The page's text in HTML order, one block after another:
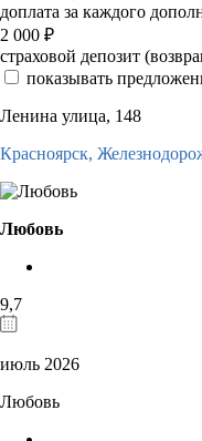
доплата за каждого
2 000 ₽
страховой депозит
показывать
Ленина улица, 148
Красноярск,
Любовь
9,7
июль 2026
Любовь